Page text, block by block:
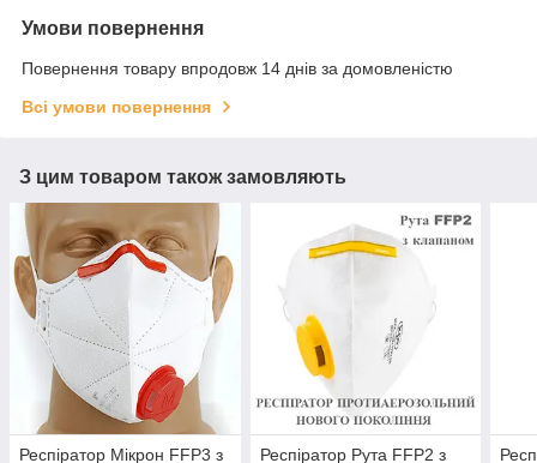
Умови повернення
Повернення товару впродовж 14 днів за домовленістю
Всі умови повернення
З цим товаром також замовляють
Респіратор Мікрон FFP3 з
Респіратор Рута FFP2 з